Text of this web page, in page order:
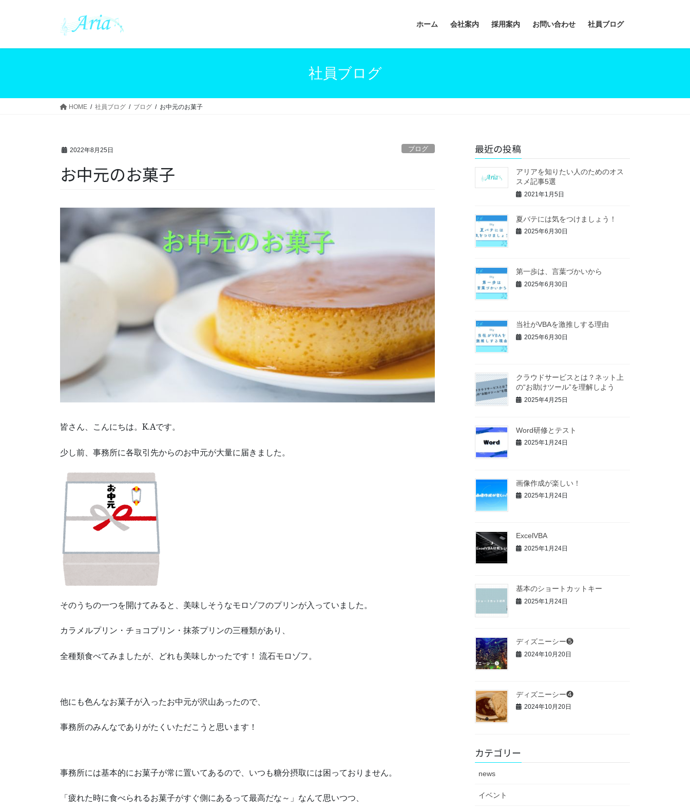
ホーム 会社案内 採用案内 お問い合わせ 社員ブログ
社員ブログ
HOME 社員ブログ ブログ お中元のお菓子
2022年8月25日 ブログ
お中元のお菓子
皆さん、こんにちは。K.Aです。
少し前、事務所に各取引先からのお中元が大量に届きました。
そのうちの一つを開けてみると、美味しそうなモロゾフのプリンが入っていました。
カラメルプリン・チョコプリン・抹茶プリンの三種類があり、
全種類食べてみましたが、どれも美味しかったです！ 流石モロゾフ。
他にも色んなお菓子が入ったお中元が沢山あったので、
事務所のみんなでありがたくいただこうと思います！
事務所には基本的にお菓子が常に置いてあるので、いつも糖分摂取には困っておりません。
「疲れた時に食べられるお菓子がすぐ側にあるって最高だな～」なんて思いつつ、
最近の投稿
アリアを知りたい人のためのオス
スメ記事5選
2021年1月5日
夏バテには気をつけましょう！
2025年6月30日
第一歩は、言葉づかいから
2025年6月30日
当社がVBAを激推しする理由
2025年6月30日
クラウドサービスとは？ネット上
の“お助けツール”を理解しよう
2025年4月25日
Word研修とテスト
2025年1月24日
画像作成が楽しい！
2025年1月24日
ExcelVBA
2025年1月24日
基本のショートカットキー
2025年1月24日
ディズニーシー❺
2024年10月20日
ディズニーシー❹
2024年10月20日
カテゴリー
news
イベント